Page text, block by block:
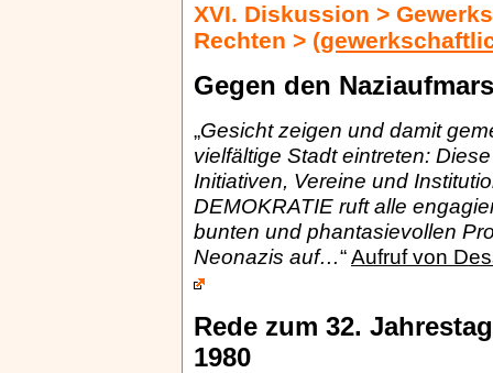
XVI. Diskussion >
Rechten >
Gegen den
„Gesicht zeigen und damit
vielfältige Stadt eintreten:
Initiativen, Vereine und
DEMOKRATIE ruft alle
bunten und phantasievollen
Neonazis auf…“Aufruf von
Rede zum 32.
1980